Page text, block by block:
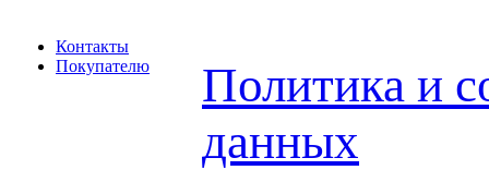
Контакты
Покупателю
Политика и
данных